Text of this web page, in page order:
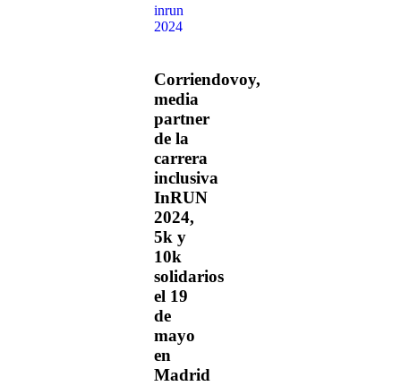
Corriendovoy,
media
partner
de la
carrera
inclusiva
InRUN
2024,
5k y
10k
solidarios
el 19
de
mayo
en
Madrid